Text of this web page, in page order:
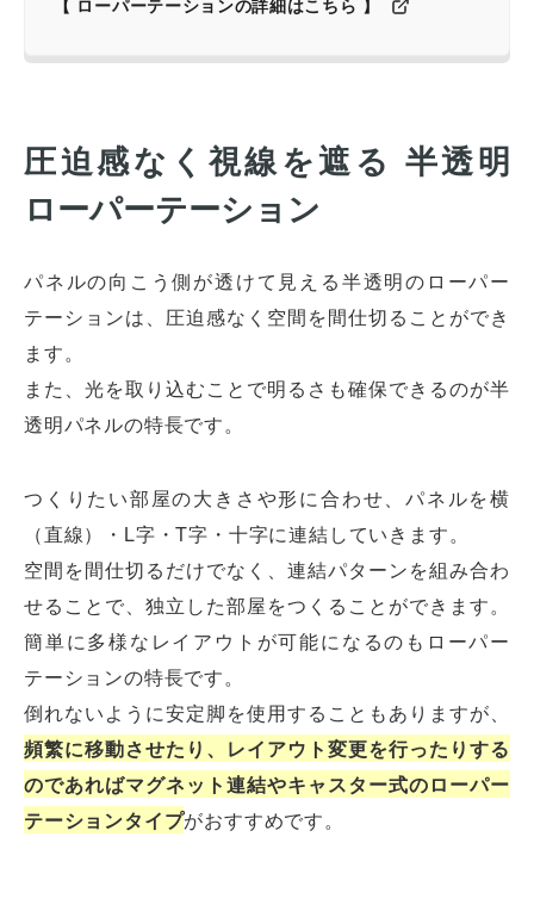
【 ローパーテーションの詳細はこちら 】
圧迫感なく視線を遮る 半透明
ローパーテーション
パネルの向こう側が透けて見える半透明のローパー
テーションは、圧迫感なく空間を間仕切ることができ
ます。
また、光を取り込むことで明るさも確保できるのが半
透明パネルの特長です。
つくりたい部屋の大きさや形に合わせ、パネルを横
（直線）・L字・T字・十字に連結していきます。
空間を間仕切るだけでなく、連結パターンを組み合わ
せることで、独立した部屋をつくることができます。
簡単に多様なレイアウトが可能になるのもローパー
テーションの特長です。
倒れないように安定脚を使用することもありますが、
頻繁に移動させたり、レイアウト変更を行ったりする
のであればマグネット連結やキャスター式のローパー
テーションタイプがおすすめです。